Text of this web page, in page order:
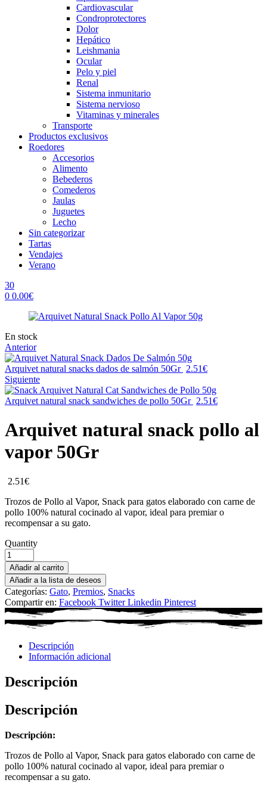
Cardiovascular
Condroprotectores
Dolor
Hepático
Leishmania
Ocular
Pelo y piel
Renal
Sistema inmunitario
Sistema nervioso
Vitaminas y minerales
Transporte
Productos exclusivos
Roedores
Accesorios
Alimento
Bebederos
Comederos
Jaulas
Juguetes
Lecho
Sin categorizar
Tartas
Vendajes
Verano
30
0 0.00€
Availability:
En stock
Anterior
Arquivet natural snacks dados de salmón 50Gr 2.51€
Siguiente
Arquivet natural snack sandwiches de pollo 50Gr 2.51€
Arquivet natural snack pollo al
vapor 50Gr
2.51€
Trozos de Pollo al Vapor, Snack para gatos elaborado con carne de
pollo 100% natural cocinado al vapor, ideal para premiar o
recompensar a su gato.
Quantity
Añadir al carrito
Añadir a la lista de deseos
Categorías: Gato, Premios, Snacks
Compartir en: Facebook Twitter Linkedin Pinterest
Descripción
Información adicional
Descripción
Descripción
Descripción:
Trozos de Pollo al Vapor, Snack para gatos elaborado con carne de
pollo 100% natural cocinado al vapor, ideal para premiar o
recompensar a su gato.